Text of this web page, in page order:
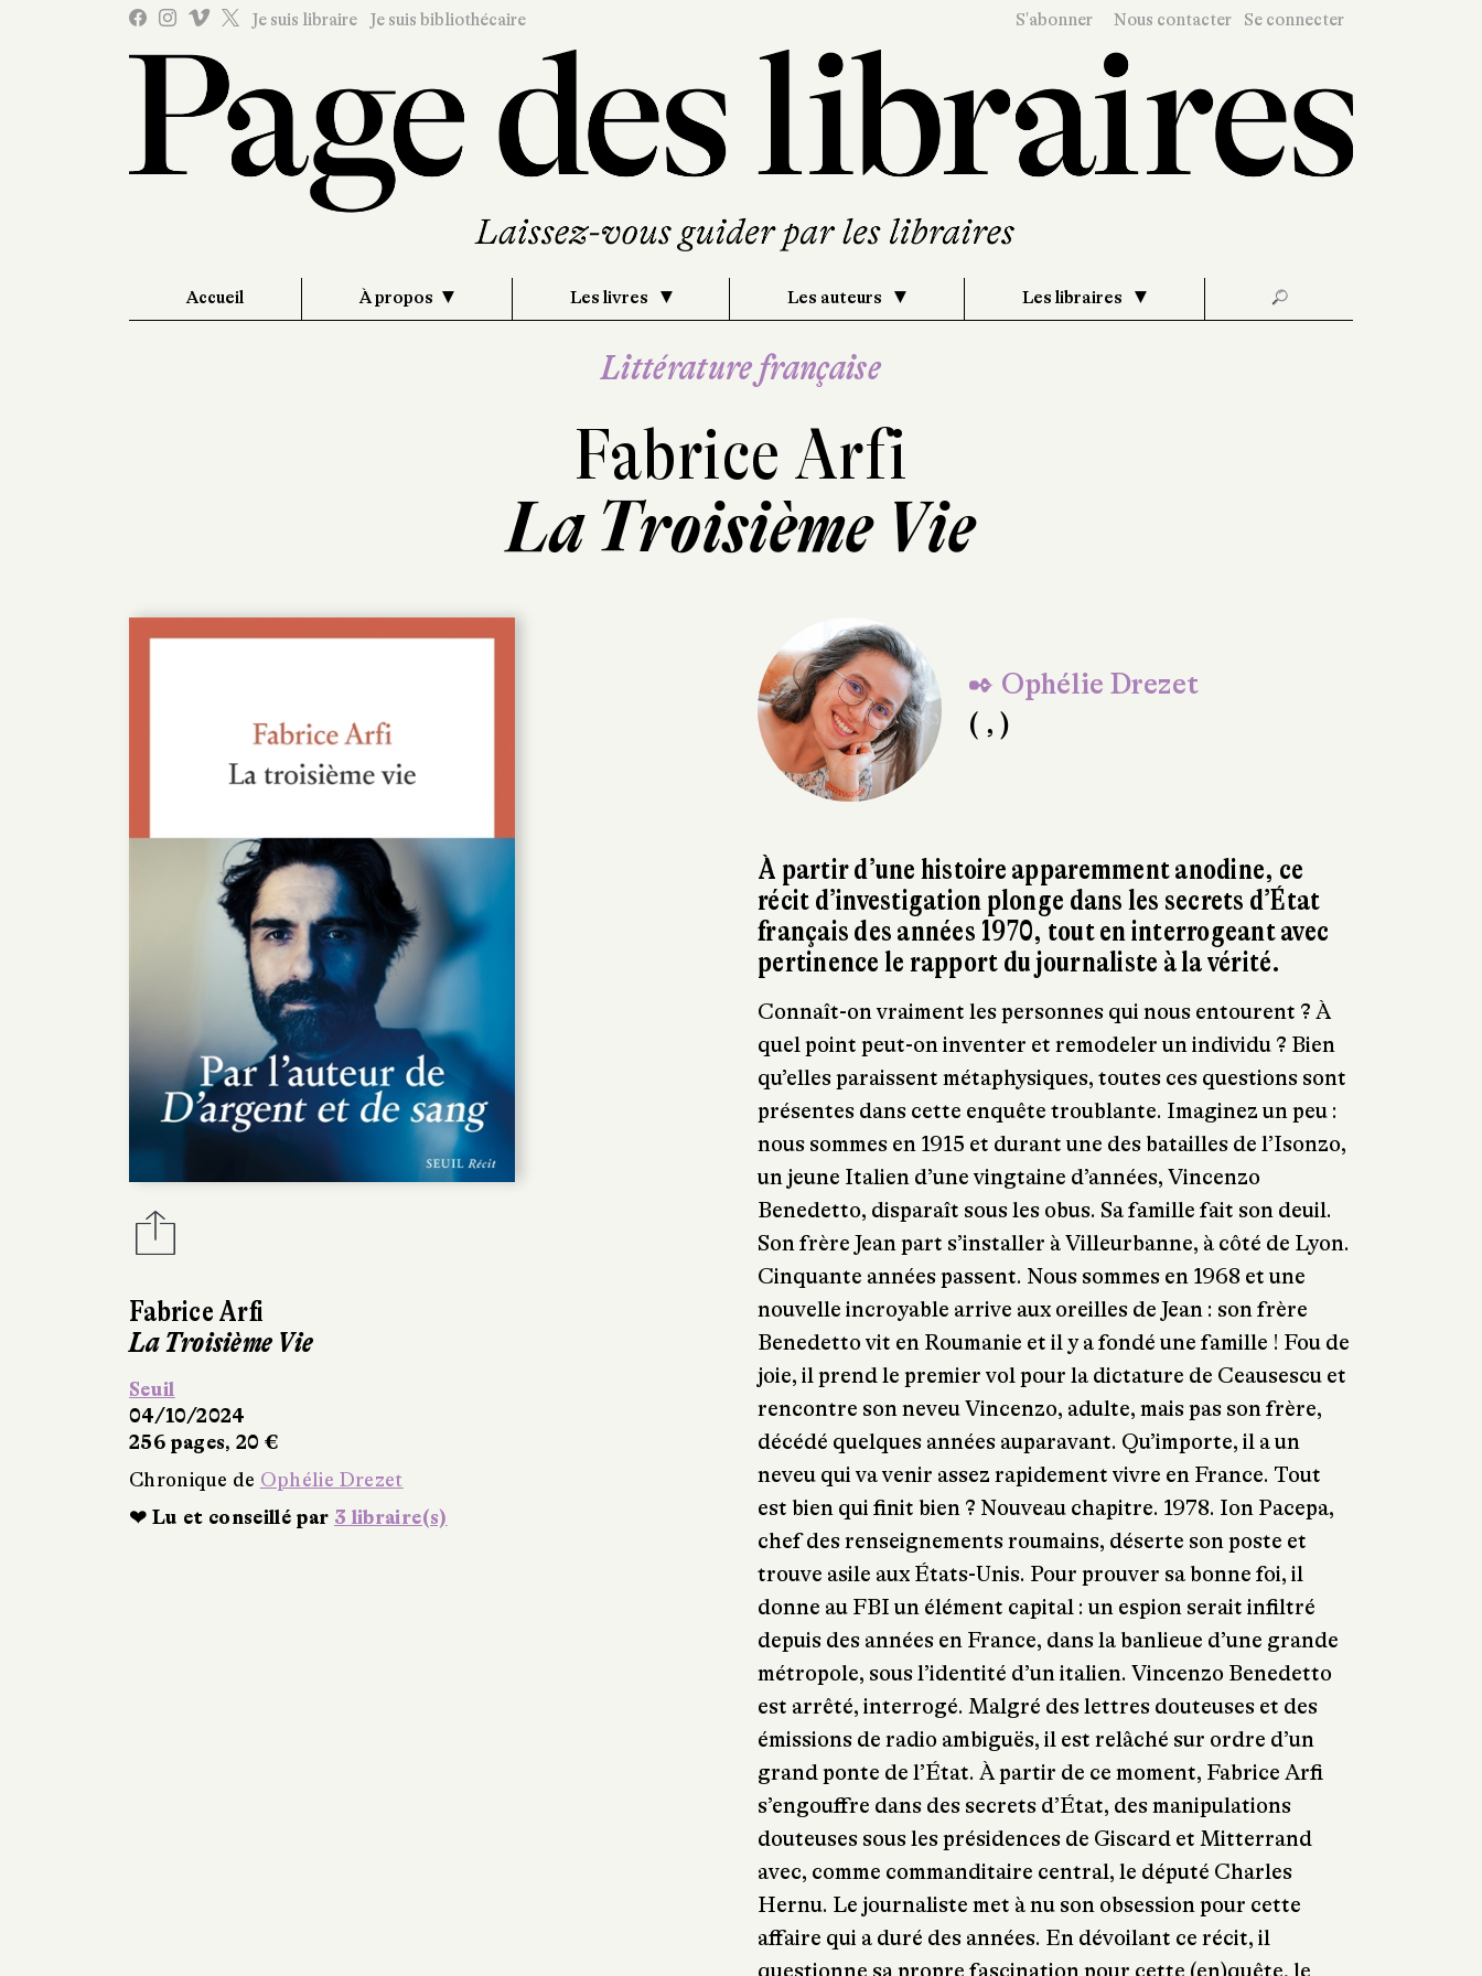
Je suis libraire Je suis bibliothécaire S'abonner Nous contacter Se connecter
Accueil À propos Les livres Les auteurs Les libraires 🔎
Littérature française
Fabrice Arfi
La Troisième Vie
Fabrice Arfi
La Troisième Vie
Seuil
04/10/2024
256 pages, 20 €
Chronique de Ophélie Drezet
❤ Lu et conseillé par 3 libraire(s)
✒ Ophélie Drezet
( , )
À partir d’une histoire apparemment anodine, ce
récit d’investigation plonge dans les secrets d’État
français des années 1970, tout en interrogeant avec
pertinence le rapport du journaliste à la vérité.
Connaît-on vraiment les personnes qui nous entourent ? À
quel point peut-on inventer et remodeler un individu ? Bien
qu’elles paraissent métaphysiques, toutes ces questions sont
présentes dans cette enquête troublante. Imaginez un peu :
nous sommes en 1915 et durant une des batailles de l’Isonzo,
un jeune Italien d’une vingtaine d’années, Vincenzo
Benedetto, disparaît sous les obus. Sa famille fait son deuil.
Son frère Jean part s’installer à Villeurbanne, à côté de Lyon.
Cinquante années passent. Nous sommes en 1968 et une
nouvelle incroyable arrive aux oreilles de Jean : son frère
Benedetto vit en Roumanie et il y a fondé une famille ! Fou de
joie, il prend le premier vol pour la dictature de Ceausescu et
rencontre son neveu Vincenzo, adulte, mais pas son frère,
décédé quelques années auparavant. Qu’importe, il a un
neveu qui va venir assez rapidement vivre en France. Tout
est bien qui finit bien ? Nouveau chapitre. 1978. Ion Pacepa,
chef des renseignements roumains, déserte son poste et
trouve asile aux États-Unis. Pour prouver sa bonne foi, il
donne au FBI un élément capital : un espion serait infiltré
depuis des années en France, dans la banlieue d’une grande
métropole, sous l’identité d’un italien. Vincenzo Benedetto
est arrêté, interrogé. Malgré des lettres douteuses et des
émissions de radio ambiguës, il est relâché sur ordre d’un
grand ponte de l’État. À partir de ce moment, Fabrice Arfi
s’engouffre dans des secrets d’État, des manipulations
douteuses sous les présidences de Giscard et Mitterrand
avec, comme commanditaire central, le député Charles
Hernu. Le journaliste met à nu son obsession pour cette
affaire qui a duré des années. En dévoilant ce récit, il
questionne sa propre fascination pour cette (en)quête, le